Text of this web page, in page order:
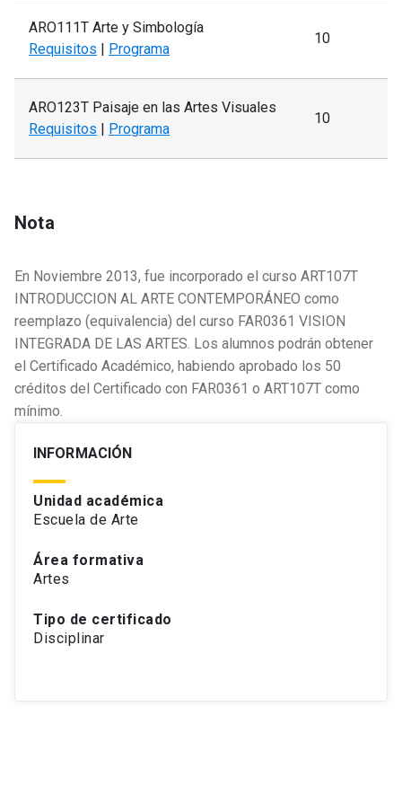
ARO111T Arte y Simbología
Requisitos | Programa
10
ARO123T Paisaje en las Artes Visuales
Requisitos | Programa
10
Nota
En Noviembre 2013, fue incorporado el curso ART107T
INTRODUCCION AL ARTE CONTEMPORÁNEO como
reemplazo (equivalencia) del curso FAR0361 VISION
INTEGRADA DE LAS ARTES. Los alumnos podrán obtener
el Certificado Académico, habiendo aprobado los 50
créditos del Certificado con FAR0361 o ART107T como
mínimo.
INFORMACIÓN
Unidad académica
Escuela de Arte
Área formativa
Artes
Tipo de certificado
Disciplinar